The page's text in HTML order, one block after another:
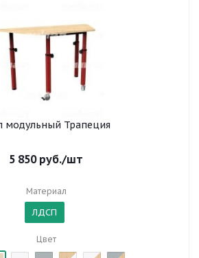
модульный Трапеция
5 850руб./шт
Материал
ЛДСП
Цвет